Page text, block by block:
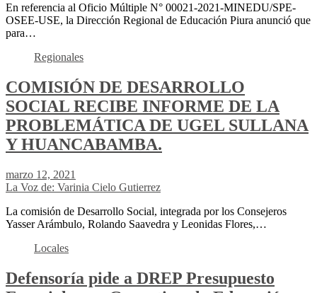
En referencia al Oficio Múltiple N° 00021-2021-MINEDU/SPE-
OSEE-USE, la Dirección Regional de Educación Piura anunció que
para…
Regionales
COMISIÓN DE DESARROLLO
SOCIAL RECIBE INFORME DE LA
PROBLEMÁTICA DE UGEL SULLANA
Y HUANCABAMBA.
marzo 12, 2021
La Voz de: Varinia Cielo Gutierrez
La comisión de Desarrollo Social, integrada por los Consejeros
Yasser Arámbulo, Rolando Saavedra y Leonidas Flores,…
Locales
Defensoría pide a DREP Presupuesto